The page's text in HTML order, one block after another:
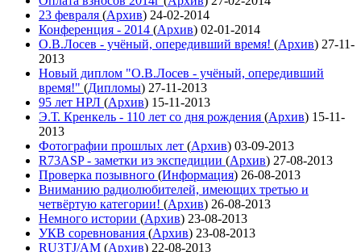
23 февраля (Архив) 24-02-2014
Конференция - 2014 (Архив) 02-01-2014
О.В.Лосев - учёный, опередивший время! (Архив) 27-11-
2013
Новый диплом "О.В.Лосев - учёный, опередивший
время!" (Дипломы) 27-11-2013
95 лет НРЛ (Архив) 15-11-2013
Э.Т. Кренкель - 110 лет со дня рождения (Архив) 15-11-
2013
Фотографии прошлых лет (Архив) 03-09-2013
R73ASP - заметки из экспедиции (Архив) 27-08-2013
Проверка позывного (Информация) 26-08-2013
Вниманию радиолюбителей, имеющих третью и
четвёртую категории! (Архив) 26-08-2013
Немного истории (Архив) 23-08-2013
УКВ соревнования (Архив) 23-08-2013
RU3TJ/AM (Архив) 22-08-2013